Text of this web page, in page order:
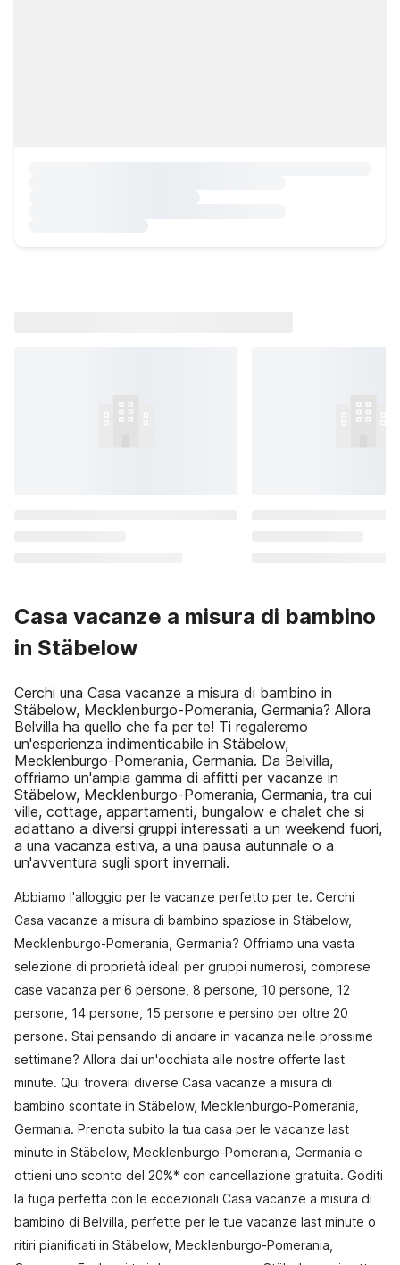
Casa vacanze a misura di bambino
in Stäbelow
Cerchi una Casa vacanze a misura di bambino in
Stäbelow, Mecklenburgo-Pomerania, Germania? Allora
Belvilla ha quello che fa per te! Ti regaleremo
un'esperienza indimenticabile in Stäbelow,
Mecklenburgo-Pomerania, Germania. Da Belvilla,
offriamo un'ampia gamma di affitti per vacanze in
Stäbelow, Mecklenburgo-Pomerania, Germania, tra cui
ville, cottage, appartamenti, bungalow e chalet che si
adattano a diversi gruppi interessati a un weekend fuori,
a una vacanza estiva, a una pausa autunnale o a
un'avventura sugli sport invernali.
Abbiamo l'alloggio per le vacanze perfetto per te. Cerchi
Casa vacanze a misura di bambino spaziose in Stäbelow,
Mecklenburgo-Pomerania, Germania? Offriamo una vasta
selezione di proprietà ideali per gruppi numerosi, comprese
case vacanza per 6 persone, 8 persone, 10 persone, 12
persone, 14 persone, 15 persone e persino per oltre 20
persone. Stai pensando di andare in vacanza nelle prossime
settimane? Allora dai un'occhiata alle nostre offerte last
minute. Qui troverai diverse Casa vacanze a misura di
bambino scontate in Stäbelow, Mecklenburgo-Pomerania,
Germania. Prenota subito la tua casa per le vacanze last
minute in Stäbelow, Mecklenburgo-Pomerania, Germania e
ottieni uno sconto del 20%* con cancellazione gratuita. Goditi
la fuga perfetta con le eccezionali Casa vacanze a misura di
bambino di Belvilla, perfette per le tue vacanze last minute o
ritiri pianificati in Stäbelow, Mecklenburgo-Pomerania,